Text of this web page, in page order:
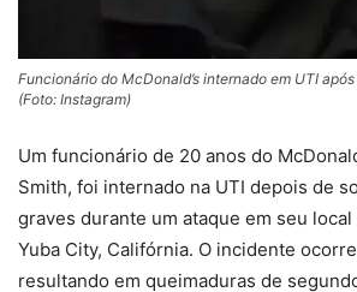
Funcionário do McDonald’s internado em UTI
(Foto: Instagram)
Um funcionário de 20 anos do
Smith, foi internado na UTI depois de
graves durante um ataque em seu
Yuba City, Califórnia. O incidente
resultando em queimaduras de